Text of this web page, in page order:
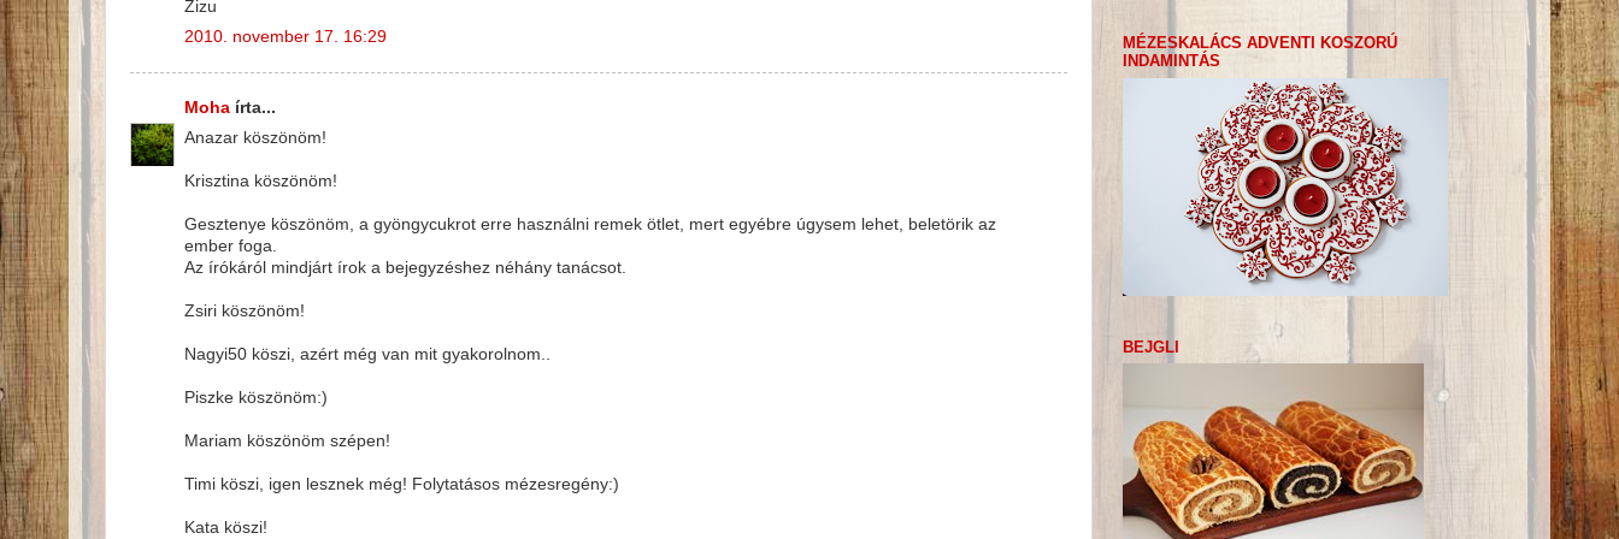
Zizu
2010. november 17. 16:29
Moha írta...
Anazar köszönöm!
Krisztina köszönöm!
Gesztenye köszönöm, a gyöngycukrot erre használni remek ötlet, mert egyébre úgysem lehet, beletörik az
ember foga.
Az írókáról mindjárt írok a bejegyzéshez néhány tanácsot.
Zsiri köszönöm!
Nagyi50 köszi, azért még van mit gyakorolnom..
Piszke köszönöm:)
Mariam köszönöm szépen!
Timi köszi, igen lesznek még! Folytatásos mézesregény:)
Kata köszi!
MÉZESKALÁCS ADVENTI KOSZORÚ
INDAMINTÁS
BEJGLI